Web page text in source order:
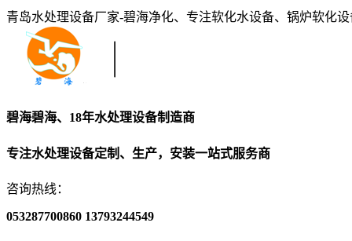
青岛水处理设备厂家-碧海净化、专注软化水设备、锅炉软化
碧海碧海、18年水处理设备制造商
专注水处理设备定制、生产，安装一站式服务商
咨询热线：
053287700860 13793244549